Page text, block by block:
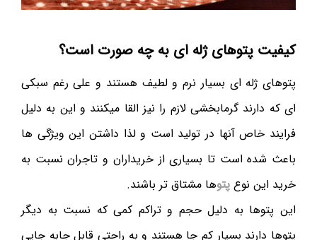
کیفیت پتوهای ژله ای به چه صورت است؟
پتوهای ژله ای بسیار نرم و لطیف هستند و علی رغم سبکی
ای که دارند گرمابخشی لازم را نیز القا میکنند و این به دلیل
فرایند خاص آنها در تولید است و لذا داشتن این ویژگی ها
باعث شده است تا بسیاری از خریداران و تاجران نسبت به
خرید این نوع پتوها مشتاق تر باشند.
این پتوها به دلیل حجم و تراکم کمی که نسبت به دیگر
پتوها دارند بسیار کم جا هستند و به راحتی قابل جابه جایی